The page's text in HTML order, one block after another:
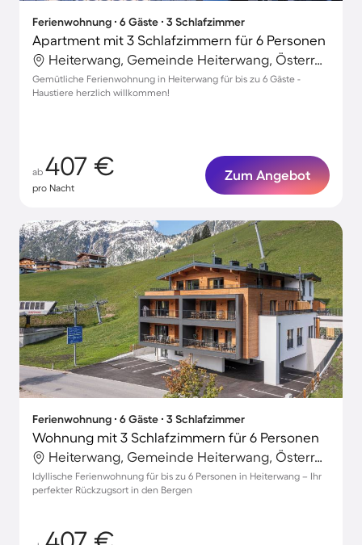
Ferienwohnung ∙ 6 Gäste ∙ 3 Schlafzimmer
Apartment mit 3 Schlafzimmern für 6 Personen
Heiterwang, Gemeinde Heiterwang, Österreich
Gemütliche Ferienwohnung in Heiterwang für bis zu 6 Gäste -
Haustiere herzlich willkommen!
ab 407 €
pro Nacht
Zum Angebot
Ferienwohnung ∙ 6 Gäste ∙ 3 Schlafzimmer
Wohnung mit 3 Schlafzimmern für 6 Personen
Heiterwang, Gemeinde Heiterwang, Österreich
Idyllische Ferienwohnung für bis zu 6 Personen in Heiterwang – Ihr
perfekter Rückzugsort in den Bergen